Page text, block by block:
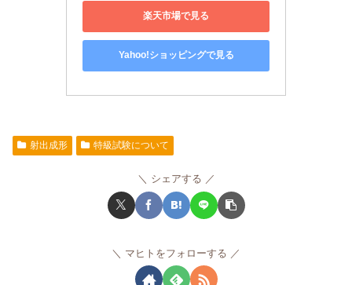
楽天市場で見る
Yahoo!ショッピングで見る
射出成形 特級試験について
シェアする
マヒトをフォローする